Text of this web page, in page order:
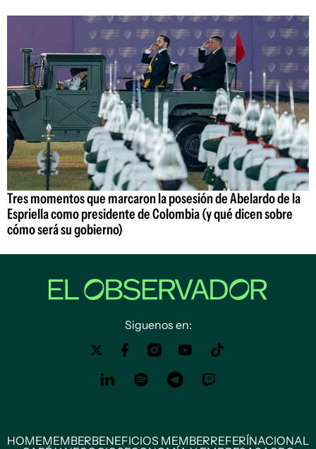
Tres momentos que marcaron la posesión de Abelardo de la
Espriella como presidente de Colombia (y qué dicen sobre
cómo será su gobierno)
Siguenos en:
HOMEMEMBERBENEFICIOS MEMBERREFERÍNACIONAL